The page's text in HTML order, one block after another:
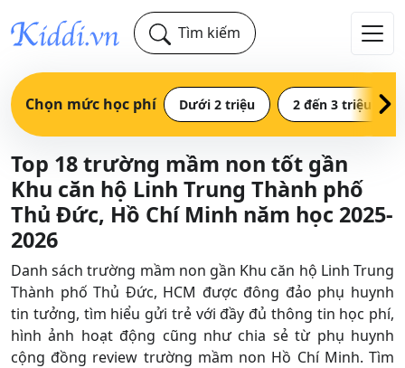
Tìm kiếm
Chọn mức học phí Dưới 2 triệu 2 đến 3 triệu
Top 18 trường mầm non tốt gần
Khu căn hộ Linh Trung Thành phố
Thủ Đức, Hồ Chí Minh năm học 2025-
2026
Danh sách trường mầm non gần Khu căn hộ Linh Trung
Thành phố Thủ Đức, HCM được đông đảo phụ huynh
tin tưởng, tìm hiểu gửi trẻ với đầy đủ thông tin học phí,
hình ảnh hoạt động cũng như chia sẻ từ phụ huynh
cộng đồng review trường mầm non Hồ Chí Minh. Tìm